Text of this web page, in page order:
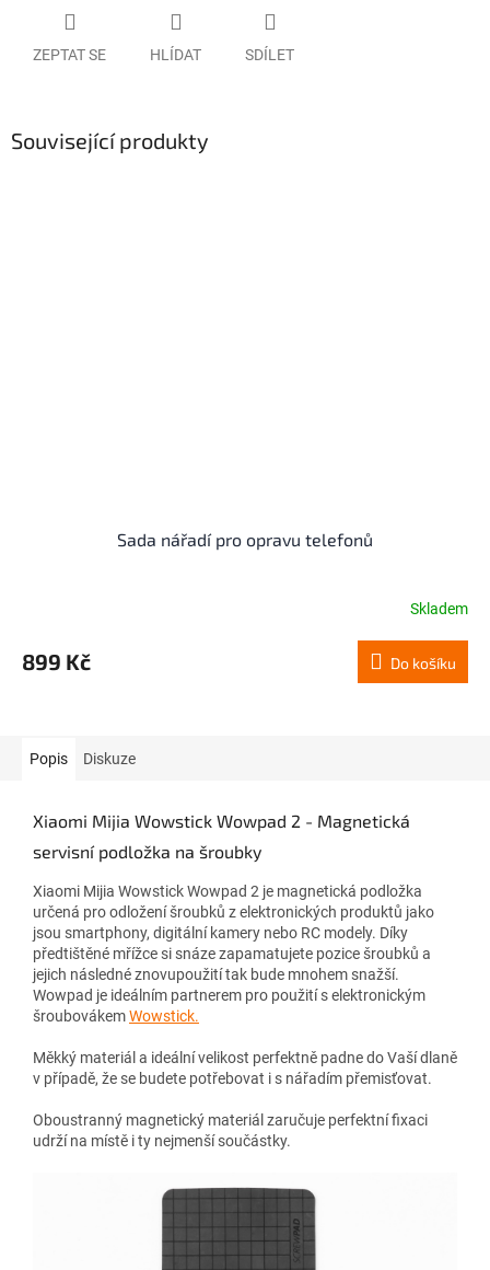
ZEPTAT SE HLÍDAT SDÍLET
Související produkty
Sada nářadí pro opravu telefonů
Skladem
899 Kč Do košíku
Popis Diskuze
Xiaomi Mijia Wowstick Wowpad 2 - Magnetická
servisní podložka na šroubky
Xiaomi Mijia Wowstick Wowpad 2 je magnetická podložka
určená pro odložení šroubků z elektronických produktů jako
jsou smartphony, digitální kamery nebo RC modely. Díky
předtištěné mřížce si snáze zapamatujete pozice šroubků a
jejich následné znovupoužití tak bude mnohem snažší.
Wowpad je ideálním partnerem pro použití s elektronickým
šroubovákemWowstick.
Měkký materiál a ideální velikost perfektně padne do Vaší dlaně
v případě, že se budete potřebovat i s nářadím přemisťovat.
Oboustranný magnetický materiál zaručuje perfektní fixaci
udrží na místě i ty nejmenší součástky.